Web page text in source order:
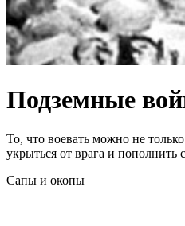
Подземные
То, что воевать можно не
укрыться от врага и
Сапы и окопы